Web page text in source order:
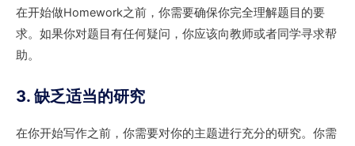
在开始做Homework之前，你需要确保你完全理解题目的要
求。如果你对题目有任何疑问，你应该向教师或者同学寻求帮
助。
3. 缺乏适当的研究
在你开始写作之前，你需要对你的主题进行充分的研究。你需